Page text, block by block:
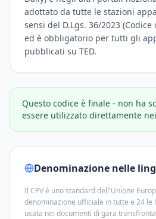
adottato da tutte le stazioni
sensi del D.Lgs. 36/2023
ed è obbligatorio per tutti gli
pubblicati su TED.
Questo codice è finale - non ha
essere utilizzato direttamente
Denominazione nelle
Il CPV è uno standard dell'Unione
denominazione ufficiale in tutte e 24 le
usata nei documenti di gara